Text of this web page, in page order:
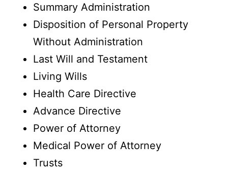
Summary Administration
Disposition of Personal Property
Without Administration
Last Will and Testament
Living Wills
Health Care Directive
Advance Directive
Power of Attorney
Medical Power of Attorney
Trusts